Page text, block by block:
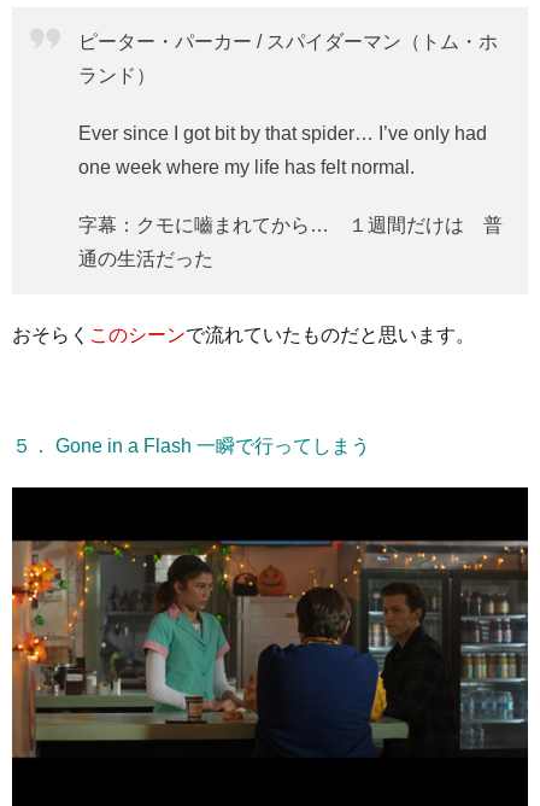
ピーター・パーカー / スパイダーマン（トム・ホ
ランド）
Ever since I got bit by that spider… I’ve only had
one week where my life has felt normal.
字幕：クモに嚙まれてから… １週間だけは 普
通の生活だった
おそらく このシーンで流れていたものだと思います。
５． Gone in a Flash 一瞬で行ってしまう